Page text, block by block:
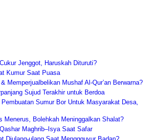
Jenggot, Haruskah Dituruti?
Kumur Saat Puasa
Memperjualbelikan Mushaf Al-Qur’an Berwarna?
Sujud Terakhir untuk Berdoa
Sumur Bor Untuk Masyarakat Desa,
Menerus, Bolehkah Meninggalkan Shalat?
Maghrib–Isya Saat Safar